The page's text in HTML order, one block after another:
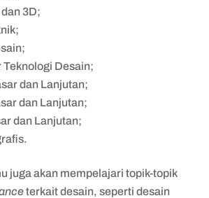
3D;
Teknologi Desain;
dan Lanjutan;
dan Lanjutan;
dan Lanjutan;
juga akan mempelajari topik-topik
terkait desain, seperti desain